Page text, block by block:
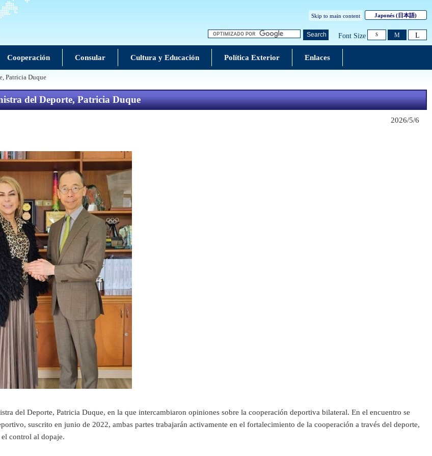
Skip to main content Japonés(日本語)
Search Font Size S M L
Cooperación Consular Cultura y Educación Política Exterior Enlaces
Patricia Duque
del Deporte, Patricia Duque
2026/5/6
del Deporte, Patricia Duque, en la que intercambiaron opiniones sobre la cooperación deportiva bilateral. En el encuentro se
suscrito en junio de 2022, ambas partes trabajarán activamente en el fortalecimiento de la cooperación a través del deporte,
control al dopaje.